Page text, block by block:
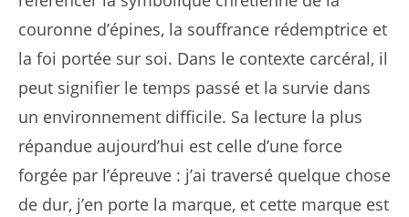
couronne d’épines, la souffrance rédemptrice et
la foi portée sur soi. Dans le contexte carcéral, il
peut signifier le temps passé et la survie dans
un environnement difficile. Sa lecture la plus
répandue aujourd’hui est celle d’une force
forgée par l’épreuve : j’ai traversé quelque chose
de dur, j’en porte la marque, et cette marque est